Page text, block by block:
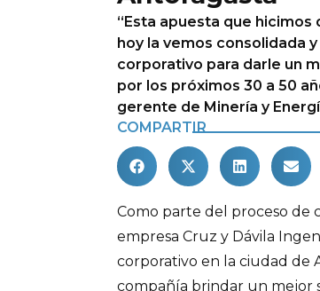
“Esta apuesta que
hoy la vemos consolidada
corporativo para darle un
por los próximos 30 a 50
gerente de Minería y
COMPARTIR
Como parte del proceso de
empresa Cruz y Dávila
corporativo en la ciudad de
compañía brindar un mejor